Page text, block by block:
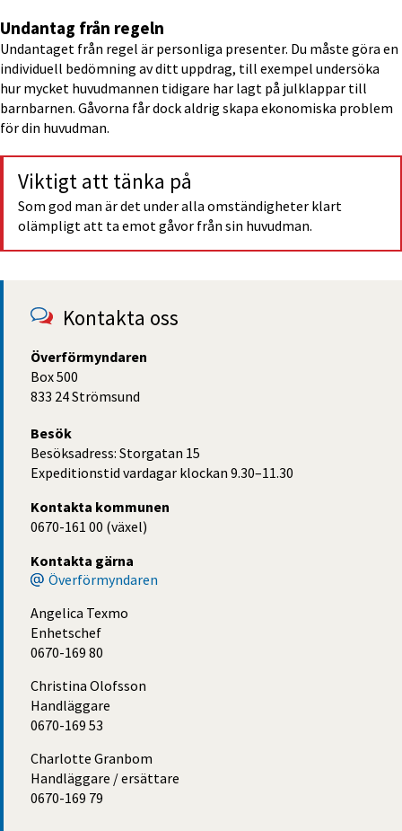
Undantag från regeln
Undantaget från regel är personliga presenter. Du måste göra en
individuell bedömning av ditt uppdrag, till exempel undersöka
hur mycket huvudmannen tidigare har lagt på julklappar till
barnbarnen. Gåvorna får dock aldrig skapa ekonomiska problem
för din huvudman.
Viktigt att tänka på
Som god man är det under alla omständigheter klart
olämpligt att ta emot gåvor från sin huvudman.
Kontakta oss
Överförmyndaren
Box 500
833 24 Strömsund
Besök
Besöksadress: Storgatan 15
Expeditionstid vardagar klockan 9.30–11.30
Kontakta kommunen
0670-161 00 (växel)
Kontakta gärna
Överförmyndaren
Angelica Texmo
Enhetschef
0670-169 80
Christina Olofsson
Handläggare
0670-169 53
Charlotte Granbom
Handläggare / ersättare
0670-169 79